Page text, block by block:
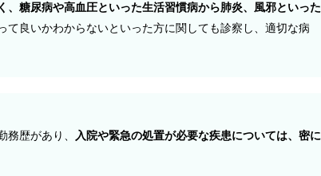
、糖尿病や高血圧といった生活習慣病から肺炎、風邪といった
て良いかわからないといった方に関しても診察し、適切な病
歴があり、
入院や緊急の処置が必要な疾患については、密に